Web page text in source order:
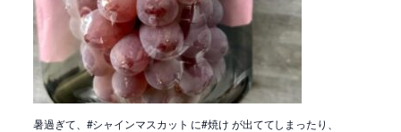
暑過ぎて、#シャインマスカット に#焼け が出ててしまったり、